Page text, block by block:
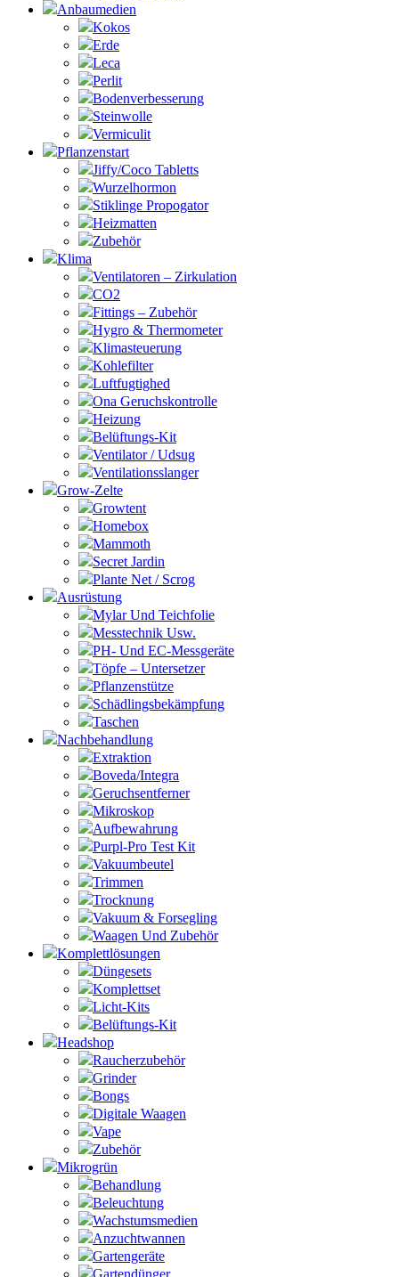
Anbaumedien
Kokos
Erde
Leca
Perlit
Bodenverbesserung
Steinwolle
Vermiculit
Pflanzenstart
Jiffy/Coco Tabletts
Wurzelhormon
Stiklinge Propogator
Heizmatten
Zubehör
Klima
Ventilatoren – Zirkulation
CO2
Fittings – Zubehör
Hygro & Thermometer
Klimasteuerung
Kohlefilter
Luftfugtighed
Ona Geruchskontrolle
Heizung
Belüftungs-Kit
Ventilator / Udsug
Ventilationsslanger
Grow-Zelte
Growtent
Homebox
Mammoth
Secret Jardin
Plante Net / Scrog
Ausrüstung
Mylar Und Teichfolie
Messtechnik Usw.
PH- Und EC-Messgeräte
Töpfe – Untersetzer
Pflanzenstütze
Schädlingsbekämpfung
Taschen
Nachbehandlung
Extraktion
Boveda/Integra
Geruchsentferner
Mikroskop
Aufbewahrung
Purpl-Pro Test Kit
Vakuumbeutel
Trimmen
Trocknung
Vakuum & Forsegling
Waagen Und Zubehör
Komplettlösungen
Düngesets
Komplettset
Licht-Kits
Belüftungs-Kit
Headshop
Raucherzubehör
Grinder
Bongs
Digitale Waagen
Vape
Zubehör
Mikrogrün
Behandlung
Beleuchtung
Wachstumsmedien
Anzuchtwannen
Gartengeräte
Gartendünger